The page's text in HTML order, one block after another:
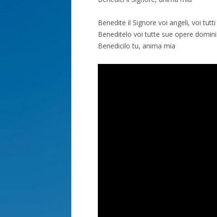
Benedite il Signore voi angeli, voi
Beneditelo voi tutte sue opere domini
Benedicilo tu, anima mia